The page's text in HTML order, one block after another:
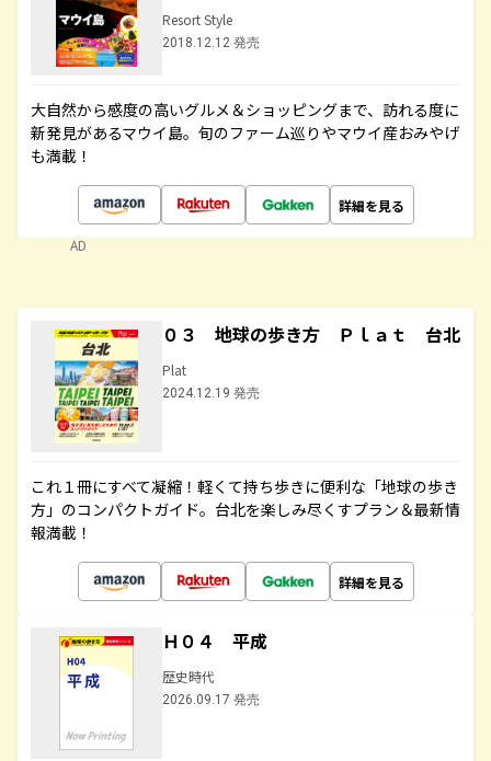
Resort Style
2018.12.12 発売
大自然から感度の高いグルメ＆ショッピングまで、訪れる度に
新発見があるマウイ島。旬のファーム巡りやマウイ産おみやげ
も満載！
詳細を見る
AD
０３ 地球の歩き方 Ｐｌａｔ 台北
Plat
2024.12.19 発売
これ１冊にすべて凝縮！軽くて持ち歩きに便利な「地球の歩き
方」のコンパクトガイド。台北を楽しみ尽くすプラン＆最新情
報満載！
詳細を見る
Ｈ０４ 平成
歴史時代
2026.09.17 発売